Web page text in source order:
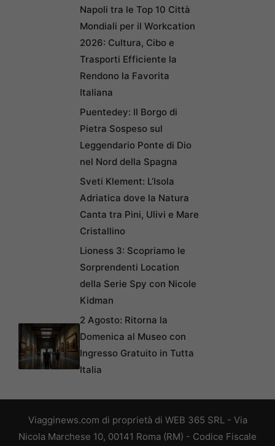
Napoli tra le Top 10 Città
Mondiali per il Workcation
2026: Cultura, Cibo e
Trasporti Efficiente la
Rendono la Favorita
Italiana
Puentedey: Il Borgo di
Pietra Sospeso sul
Leggendario Ponte di Dio
nel Nord della Spagna
Sveti Klement: L’Isola
Adriatica dove la Natura
Canta tra Pini, Ulivi e Mare
Cristallino
Lioness 3: Scopriamo le
Sorprendenti Location
della Serie Spy con Nicole
Kidman
2 Agosto: Ritorna la
Domenica al Museo con
Ingresso Gratuito in Tutta
Italia
Viagginews.com di proprietà di WEB 365 SRL - Via
Nicola Marchese 10, 00141 Roma (RM) - Codice Fiscale